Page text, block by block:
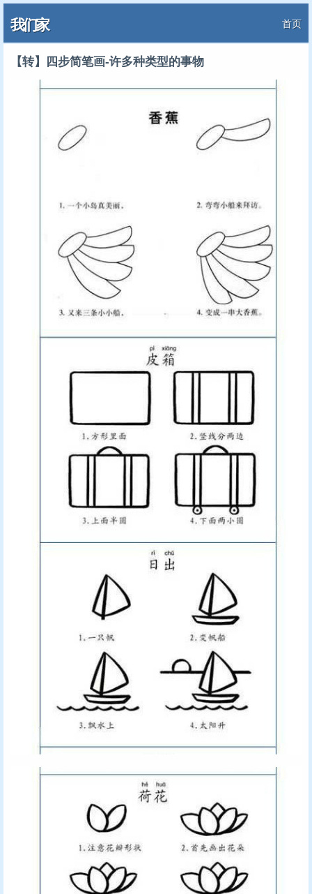
我们家 首页
【转】四步简笔画-许多种类型的事物